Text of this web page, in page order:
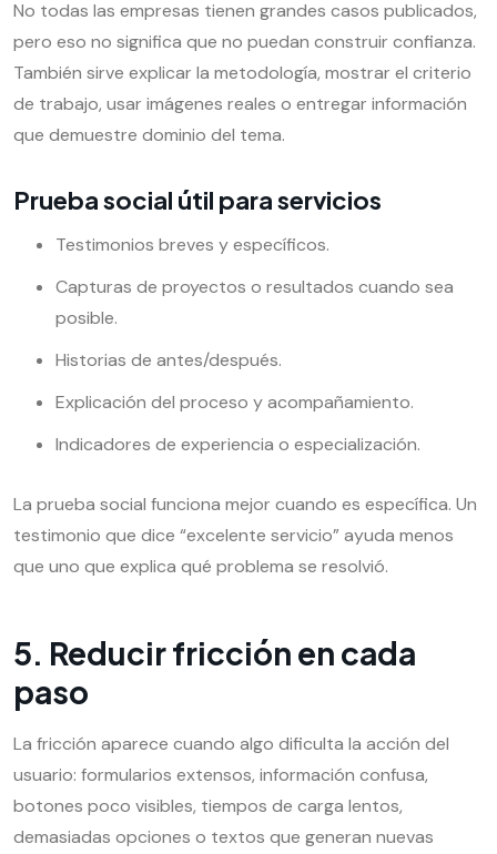
No todas las empresas tienen grandes casos publicados,
pero eso no significa que no puedan construir confianza.
También sirve explicar la metodología, mostrar el criterio
de trabajo, usar imágenes reales o entregar información
que demuestre dominio del tema.
Prueba social útil para servicios
Testimonios breves y específicos.
Capturas de proyectos o resultados cuando sea
posible.
Historias de antes/después.
Explicación del proceso y acompañamiento.
Indicadores de experiencia o especialización.
La prueba social funciona mejor cuando es específica. Un
testimonio que dice “excelente servicio” ayuda menos
que uno que explica qué problema se resolvió.
5. Reducir fricción en cada
paso
La fricción aparece cuando algo dificulta la acción del
usuario: formularios extensos, información confusa,
botones poco visibles, tiempos de carga lentos,
demasiadas opciones o textos que generan nuevas